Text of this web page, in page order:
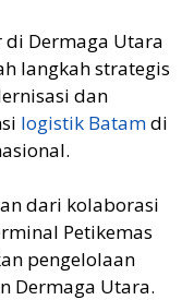
di Dermaga Utara
langkah strategis
dan
logistik Batamdi
dari kolaborasi
Petikemas
pengelolaan
Dermaga Utara.